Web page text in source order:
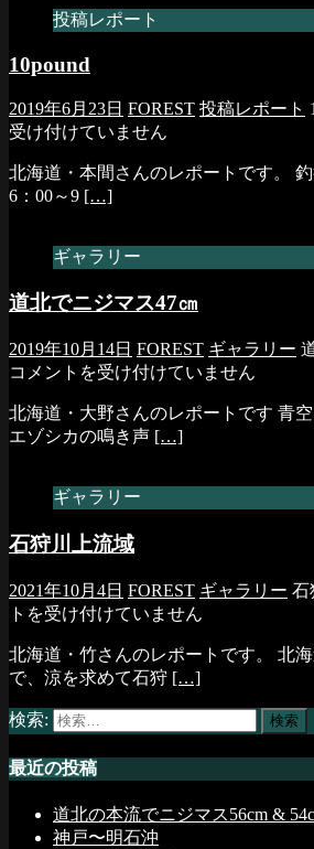
投稿レポート
10pound
2019年6月23日 FOREST 投稿レポート
受け付けていません
北海道・本間さんのレポートです。 釣
6：00～9 […]
ギャラリー
道北でニジマス47㎝
2019年10月14日 FOREST ギャラリー
コメントを受け付けていません
北海道・大野さんのレポートです 青空
エゾシカの鳴き声 […]
ギャラリー
石狩川上流域
2021年10月4日 FOREST ギャラリー 石
トを受け付けていません
北海道・竹さんのレポートです。 北
で、涼を求めて石狩 […]
検索:
最近の投稿
道北の本流でニジマス56cm &
神戸〜明石沖